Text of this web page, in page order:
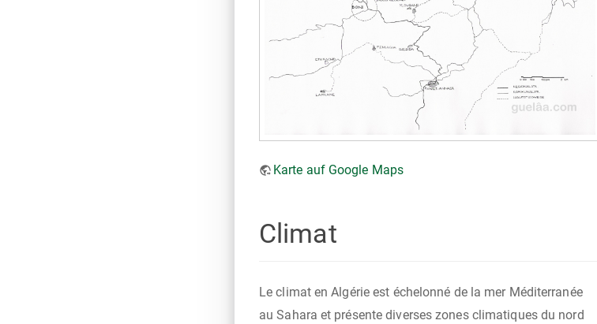
Karte auf Google Maps
Climat
Le climat en Algérie est échelonné de la mer Méditerranée
au Sahara et présente diverses zones climatiques du nord
climat assez rude autour de 0 degré, tandis que l’été est très